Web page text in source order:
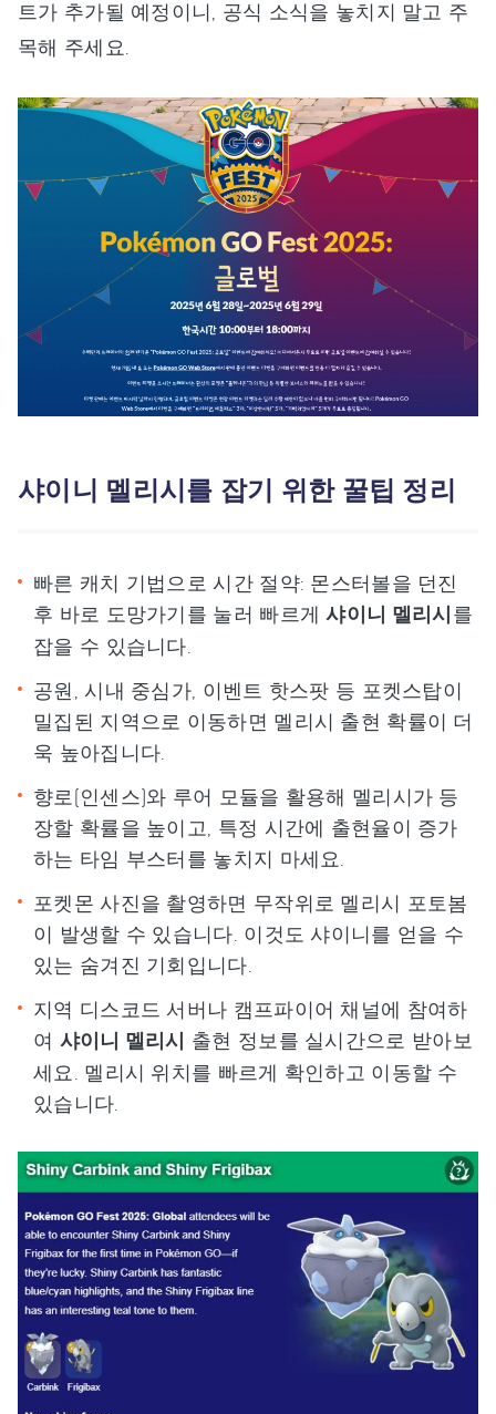
트가 추가될 예정이니, 공식 소식을 놓치지 말고 주
목해 주세요.
샤이니 멜리시를 잡기 위한 꿀팁 정리
빠른 캐치 기법으로 시간 절약: 몬스터볼을 던진
후 바로 도망가기를 눌러 빠르게샤이니 멜리시를
잡을 수 있습니다.
공원, 시내 중심가, 이벤트 핫스팟 등 포켓스탑이
밀집된 지역으로 이동하면 멜리시 출현 확률이 더
욱 높아집니다.
향로(인센스)와 루어 모듈을 활용해 멜리시가 등
장할 확률을 높이고, 특정 시간에 출현율이 증가
하는 타임 부스터를 놓치지 마세요.
포켓몬 사진을 촬영하면 무작위로 멜리시 포토봄
이 발생할 수 있습니다. 이것도 샤이니를 얻을 수
있는 숨겨진 기회입니다.
지역 디스코드 서버나 캠프파이어 채널에 참여하
여 샤이니 멜리시 출현 정보를 실시간으로 받아보
세요. 멜리시 위치를 빠르게 확인하고 이동할 수
있습니다.